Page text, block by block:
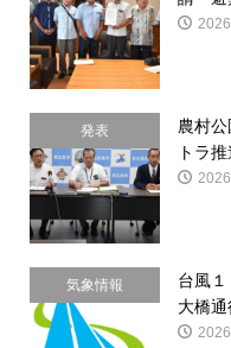
請
発表
農村
トラ
気象情報
台風
大橋